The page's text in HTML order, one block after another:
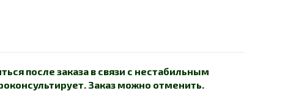
после заказа в связи с нестабильным
Заказ можно отменить.